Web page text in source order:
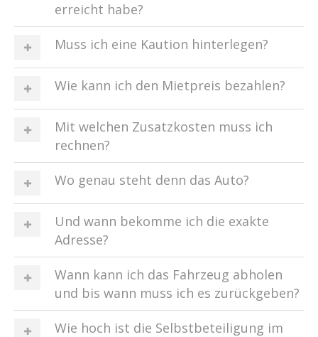
erreicht habe?
Muss ich eine Kaution hinterlegen?
Wie kann ich den Mietpreis bezahlen?
Mit welchen Zusatzkosten muss ich
rechnen?
Wo genau steht denn das Auto?
Und wann bekomme ich die exakte
Adresse?
Wann kann ich das Fahrzeug abholen
und bis wann muss ich es zurückgeben?
Wie hoch ist die Selbstbeteiligung im